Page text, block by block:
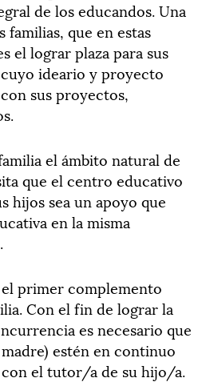
de los educandos. Una
que en estas
el lograr plaza para sus
ideario y proyecto
sus proyectos,
el ámbito natural de
que el centro educativo
hijos sea un apoyo que
en la misma
primer complemento
Con el fin de lograr la
es necesario que
estén en continuo
el tutor/a de su hijo/a.